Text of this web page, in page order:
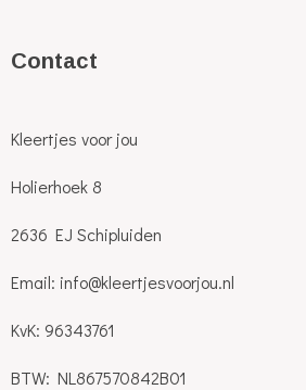
Contact
Kleertjes voor jou
Holierhoek 8
2636 EJ Schipluiden
Email: info@kleertjesvoorjou.nl
KvK: 96343761
BTW: NL867570842B01